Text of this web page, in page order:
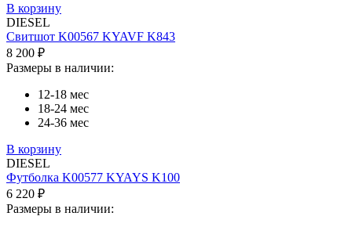
В корзину
DIESEL
Свитшот K00567 KYAVF K843
8 200 ₽
Размеры в наличии:
12-18 мес
18-24 мес
24-36 мес
В корзину
DIESEL
Футболка K00577 KYAYS K100
6 220 ₽
Размеры в наличии: